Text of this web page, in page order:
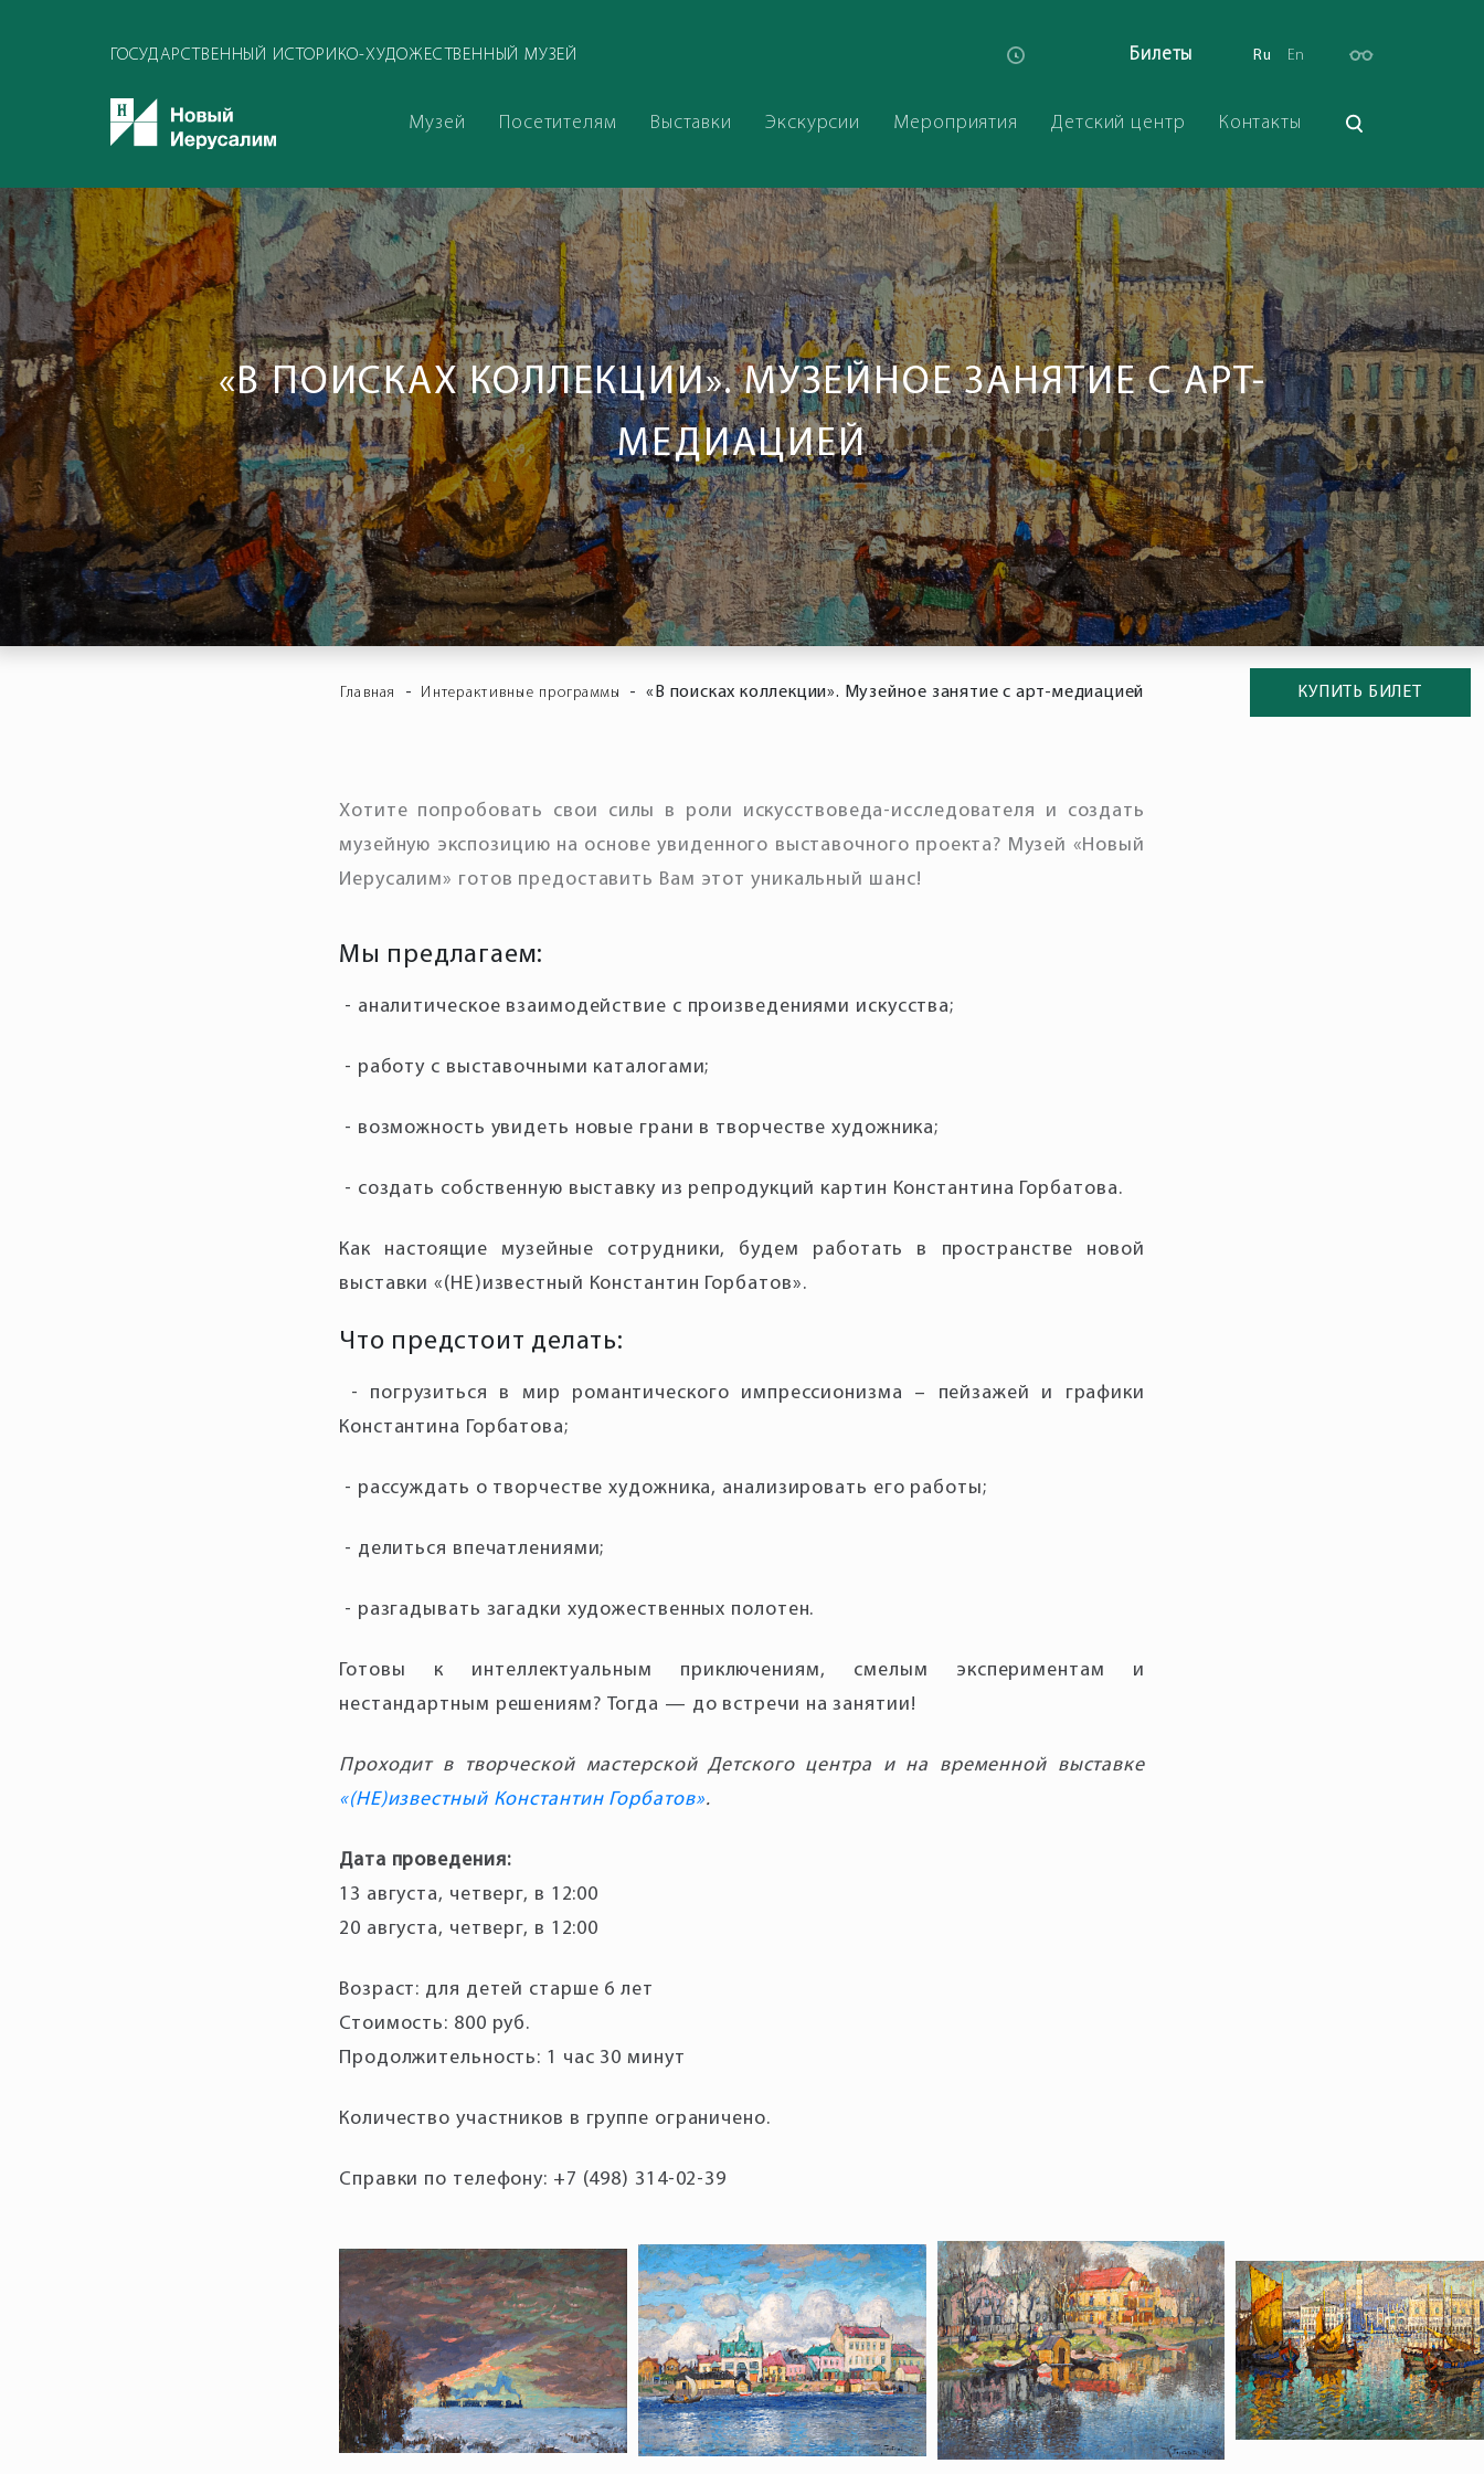
ГОСУДАРСТВЕННЫЙ ИСТОРИКО-ХУДОЖЕСТВЕННЫЙ МУЗЕЙ Билеты Ru En
Музей Посетителям Выставки Экскурсии Мероприятия Детский центр Контакты
«В ПОИСКАХ КОЛЛЕКЦИИ». МУЗЕЙНОЕ ЗАНЯТИЕ С АРТ-
МЕДИАЦИЕЙ
Главная - Интерактивные программы - «В поисках коллекции». Музейное занятие с арт-медиацией КУПИТЬ БИЛЕТ
Хотите попробовать свои силы в роли искусствоведа-исследователя и создать
музейную экспозицию на основе увиденного выставочного проекта? Музей «Новый
Иерусалим» готов предоставить Вам этот уникальный шанс!
Мы предлагаем:
Как настоящие музейные сотрудники, будем работать в пространстве новой
Что предстоит делать:
- погрузиться в мир романтического импрессионизма – пейзажей и графики
Готовы к интеллектуальным приключениям, смелым экспериментам и
Проходит в творческой мастерской Детского центра и на временной выставке
«(НЕ)известный Константин Горбатов»
Дата проведения:
13 августа, четверг, в 12:00
20 августа, четверг, в 12:00
Возраст: для детей старше 6 лет
Стоимость: 800 руб.
Продолжительность: 1 час 30 минут
Справки по телефону: +7 (498) 314-02-39